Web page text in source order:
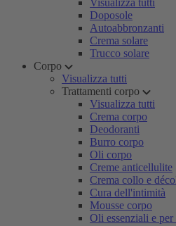
Visualizza tutti
Doposole
Autoabbronzanti
Crema solare
Trucco solare
Corpo
Visualizza tutti
Trattamenti corpo
Visualizza tutti
Crema corpo
Deodoranti
Burro corpo
Oli corpo
Creme anticellulite
Crema collo e
Cura dell'intimità
Mousse corpo
Oli essenziali e per